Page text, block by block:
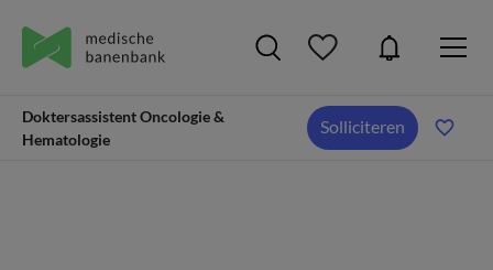
Doktersassistent Oncologie &
Hematologie
Solliciteren